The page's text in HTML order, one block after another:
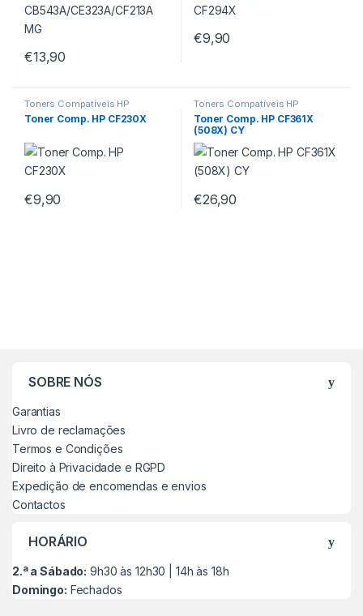
€13,90
€9,90
Toners Compatíveis HP
Toner Comp. HP CF230X
€9,90
Toners Compatíveis HP
Toner Comp. HP CF361X
(508X) CY
€26,90
SOBRE NÓS
Garantias
Livro de reclamações
Termos e Condições
Direito à Privacidade e RGPD
Expedição de encomendas e envios
Contactos
HORÁRIO
2.ª a Sábado: 9h30 às 12h30 | 14h às 18h
Domingo: Fechados